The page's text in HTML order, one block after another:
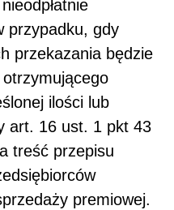
przypadku, gdy
przekazania będzie
ilości lub
art. 16 ust. 1 pkt 43
treść przepisu
premiowej.